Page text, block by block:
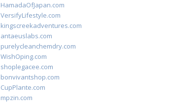
HamadaOfJapan.com
VersifyLifestyle.com
kingscreekadventures.com
antaeuslabs.com
purelycleanchemdry.com
WishOping.com
shoplegacee.com
bonvivantshop.com
CupPlante.com
mpzin.com